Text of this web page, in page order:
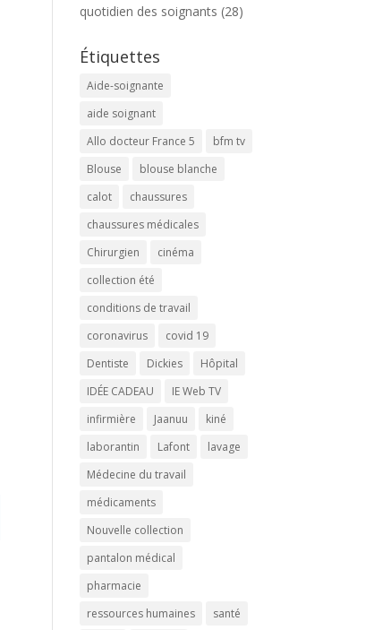
quotidien des soignants (28)
Étiquettes
Aide-soignante
aide soignant
Allo docteur France 5
bfm tv
Blouse
blouse blanche
calot
chaussures
chaussures médicales
Chirurgien
cinéma
collection été
conditions de travail
coronavirus
covid 19
Dentiste
Dickies
Hôpital
IDÉE CADEAU
IE Web TV
infirmière
Jaanuu
kiné
laborantin
Lafont
lavage
Médecine du travail
médicaments
Nouvelle collection
pantalon médical
pharmacie
ressources humaines
santé